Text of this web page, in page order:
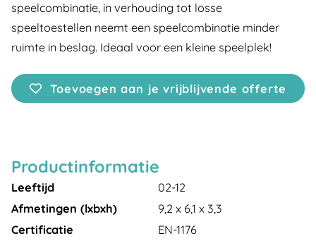
speelcombinatie, in verhouding tot losse
speeltoestellen neemt een speelcombinatie minder
ruimte in beslag. Ideaal voor een kleine speelplek!
Toevoegen aan je vrijblijvende offerte
Productinformatie
Leeftijd
02-12
Afmetingen (lxbxh)
9,2 x 6,1 x 3,3
Certificatie
EN-1176